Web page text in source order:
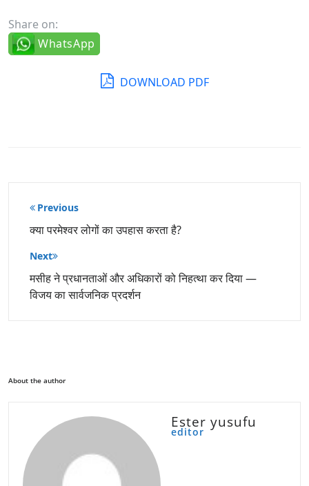
Share on:
WhatsApp
DOWNLOAD PDF
पोस्ट
नेविगेशन
Previous
क्या परमेश्वर लोगों का उपहास करता है?
Next
मसीह ने प्रधानताओं और अधिकारों को निहत्था कर दिया —
विजय का सार्वजनिक प्रदर्शन
About the author
Ester yusufu
editor